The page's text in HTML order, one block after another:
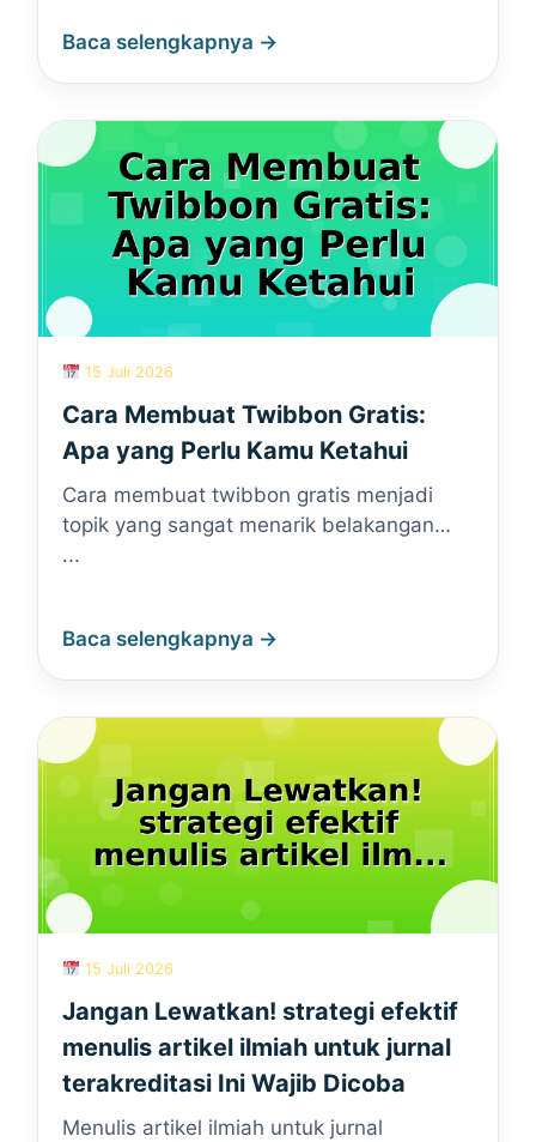
Baca selengkapnya →
15 Juli 2026
Cara Membuat Twibbon Gratis:
Apa yang Perlu Kamu Ketahui
Cara membuat twibbon gratis menjadi
topik yang sangat menarik belakangan…
...
Baca selengkapnya →
15 Juli 2026
Jangan Lewatkan! strategi efektif
menulis artikel ilmiah untuk jurnal
terakreditasi Ini Wajib Dicoba
Menulis artikel ilmiah untuk jurnal